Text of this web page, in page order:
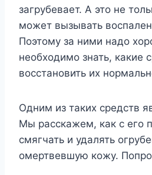
загрубевает. А это не
может вызывать
Поэтому за ними надо
необходимо знать, какие
восстановить их
Одним из таких средств
Мы расскажем, как с
смягчать и удалять
омертвевшую кожу.